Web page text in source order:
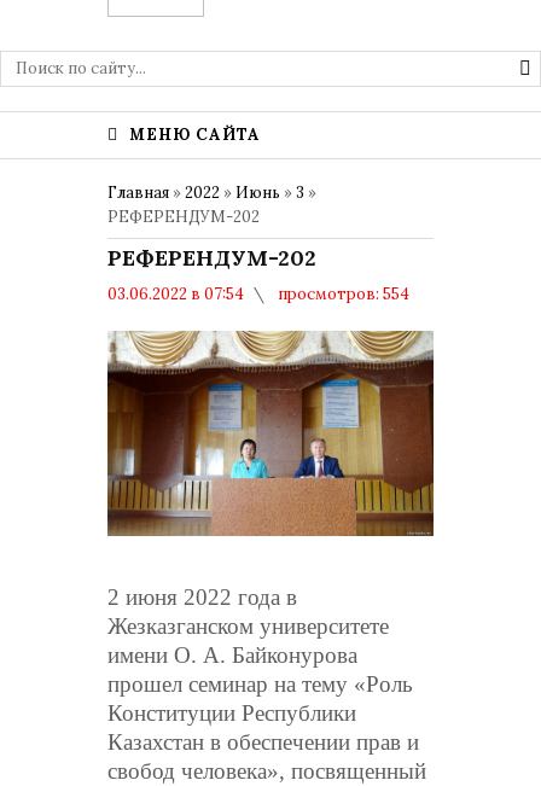
МЕНЮ САЙТА
Главная »2022 » Июнь »3 »
РЕФЕРЕНДУМ-202
РЕФЕРЕНДУМ-202
03.06.2022 в 07:54
просмотров: 554
2 июня 2022 года в
Жезказганском университете
имени О. А. Байконурова
прошел семинар на тему «Роль
Конституции Республики
Казахстан в обеспечении прав и
свобод человека», посвященный